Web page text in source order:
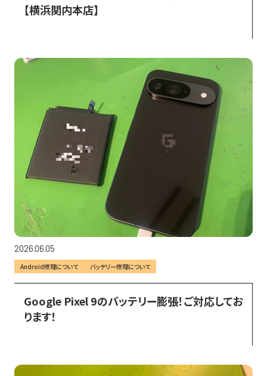
【横浜関内本店】
2026.06.05
Android修理について バッテリー修理について
Google Pixel 9のバッテリー膨張！ご対応してお
ります！